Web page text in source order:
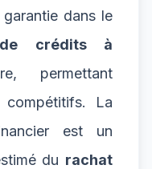
dans le
crédits à
permettant
La
est un
du rachat